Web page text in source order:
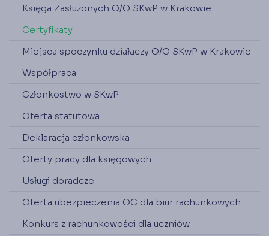
Księga Zasłużonych O/O SKwP w Krakowie
Certyfikaty
Miejsca spoczynku działaczy O/O SKwP w Krakowie
Współpraca
Członkostwo w SKwP
Oferta statutowa
Deklaracja członkowska
Oferty pracy dla księgowych
Usługi doradcze
Oferta ubezpieczenia OC dla biur rachunkowych
Konkurs z rachunkowości dla uczniów